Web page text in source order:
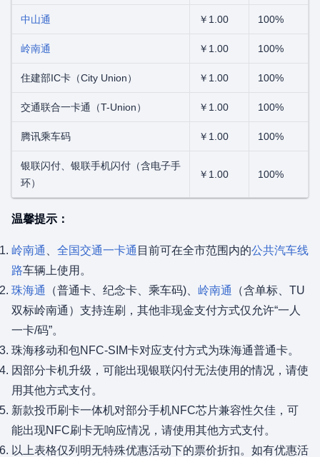
中山通 ￥1.00 100%
岭南通 ￥1.00 100%
住建部IC卡（City Union） ￥1.00 100%
交通联合一卡通（T-Union） ￥1.00 100%
腾讯乘车码 ￥1.00 100%
银联闪付、银联手机闪付（含电子手
环）
￥1.00 100%
温馨提示：
岭南通 全国交通一卡通 目前可在全市范围内的公共汽车线
路车辆上使用。
珠海通
（普通卡、纪念卡、乘车码)、 岭南通
（含单标、TU
双标岭南通）支持连刷，其他非现金支付方式仅允许“一人
一卡/码”。
珠海移动和包NFC-SIM卡对应支付方式为珠海通普通卡。
因部分卡机升级，可能出现银联闪付无法使用的情况，请使
用其他方式支付。
新款投币刷卡一体机对部分手机NFC芯片兼容性欠佳，可
能出现NFC刷卡无响应情况，请使用其他方式支付。
以上表格仅列明无特殊优惠活动下的票价折扣。如有优惠活